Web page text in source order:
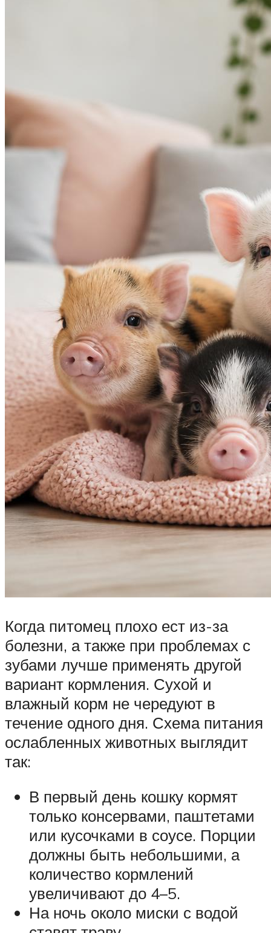
Когда питомец плохо ест из-за
болезни, а также при проблемах с
зубами лучше применять другой
вариант кормления. Сухой и
влажный корм не чередуют в
течение одного дня. Схема питания
ослабленных животных выглядит
так:
В первый день кошку кормят
только консервами, паштетами
или кусочками в соусе. Порции
должны быть небольшими, а
количество кормлений
увеличивают до 4–5.
На ночь около миски с водой